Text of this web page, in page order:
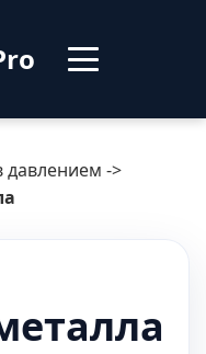
давлением ->